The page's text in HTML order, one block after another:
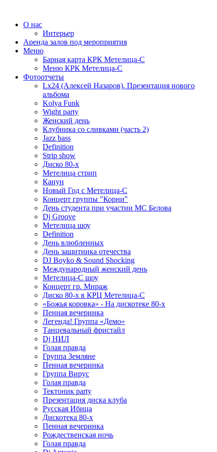
О нас
Интерьер
Аренда залов под мероприятия
Меню
Барная карта КРК Метелица-С
Меню КРК Метелица-С
Фотоотчеты
Lx24 (Алексей Назаров). Презентация нового
альбома
Kolya Funk
Wight party
Женский день
Клубника со сливками (часть 2)
Jazz bass
Definition
Strip show
Диско 80-х
Метелица стрип
Канун
Новый Год с Метелица-С
Концерт группы "Корни"
День студента при участии МС Белова
Dj Groove
Метелица шоу
Definition
День влюбленных
День защитника отечества
DJ Boyko & Sound Shocking
Международный женский день
Метелица-С шоу
Концерт гр. Мираж
Диско 80-х в КРЦ Метелица-С
«Божья коровка» - На дискотеке 80-х
Пенная вечеринка
Легенда! Группа «Демо»
Танцевальный фристайл
Dj НИЛ
Голая правда
Группа Земляне
Пенная вечеринка
Группа Вирус
Голая правда
Тектоник party
Презентация диска клуба
Русская Ибица
Дискотека 80-х
Пенная вечеринка
Рождественская ночь
Голая правда